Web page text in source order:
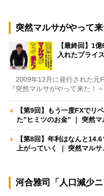
突然マルサがやって来
【最終回】1
入れたプライ
2009年12月に発行された元
『突然マルサがやって来た！
【第9回】もう一度FXで
た”ヒミツのお金” ｜ 突然
【第8回】年利はなんと
上がっていく ｜ 突然マル
河合雅司「人口減少ニ